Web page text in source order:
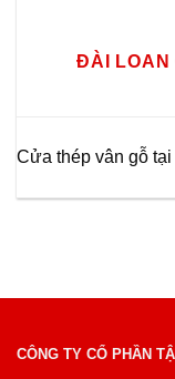
ĐÀI LOAN
Cửa thép vân gỗ
CÔNG TY CỔ PHẦN